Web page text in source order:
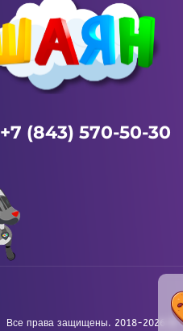
+7 (843) 570-50-30
Все права защищены. 2018-2026 ©